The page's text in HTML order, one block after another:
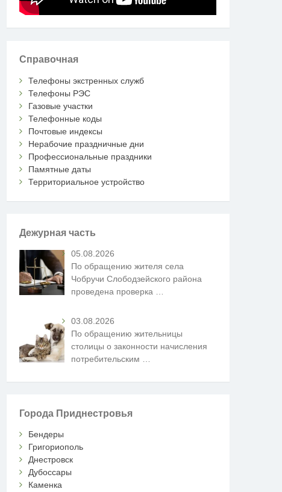
Справочная
Телефоны экстренных служб
Телефоны РЭС
Газовые участки
Телефонные коды
Почтовые индексы
Нерабочие праздничные дни
Профессиональные праздники
Памятные даты
Территориальное устройство
Дежурная часть
05.08.2026
По обращению жителя села
Чобручи Слободзейского района
проведена проверка …
03.08.2026
По обращению жительницы
столицы о законности начисления
потребительским
Города Приднестровья
Бендеры
Григориополь
Днестровск
Дубоссары
Каменка